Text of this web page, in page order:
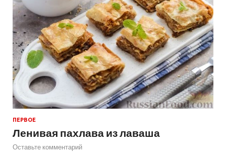
ПЕРВОЕ
Ленивая пахлава из лаваша
Оставьте комментарий